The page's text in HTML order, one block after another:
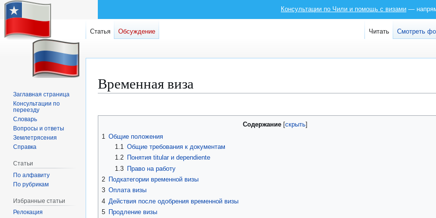
Консультации по Чили и помощь с визами —
Временная виза
к
к
Содержание
1
Общие положения
1.1
Общие требования к документам
1.2
Понятия titular и dependiente
1.3 Право на работу
2 Подкатегории временной визы
3 Оплата визы
4 Действия после одобрения временной визы
5 Продление визы
Статья Обсуждение Читать Смотреть
Заглавная страница
Консультации по
переезду
Словарь
Вопросы и ответы
Землетрясения
Справка
Статьи
По алфавиту
По рубрикам
Избранные статьи
Релокация